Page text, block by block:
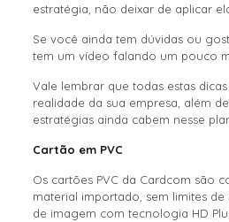
estratégia, não deixar de aplicar
Se você ainda tem dúvidas ou
tem um vídeo falando um pouco
Vale lembrar que todas estas
realidade da sua empresa, além
estratégias ainda cabem nesse
Cartão em PVC
Os cartões PVC da Cardcom são
material importado, sem limites
de imagem com tecnologia HD